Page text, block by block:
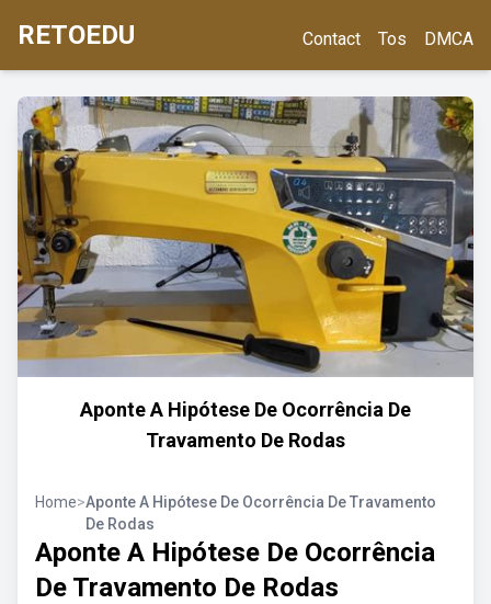
RETOEDU Contact Tos DMCA
Aponte A Hipótese De Ocorrência De
Travamento De Rodas
Home>Aponte A Hipótese De Ocorrência De Travamento
De Rodas
Aponte A Hipótese De Ocorrência
De Travamento De Rodas